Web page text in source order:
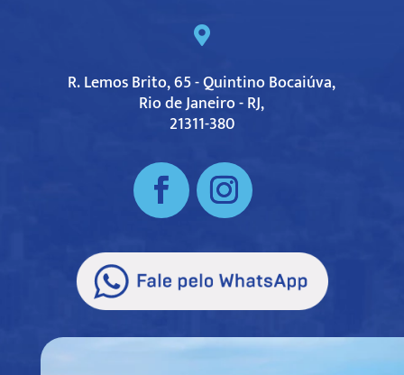

R. Lemos Brito, 65 - Quintino Bocaiúva,
Rio de Janeiro - RJ,
21311-380